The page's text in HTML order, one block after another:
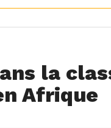
la
Afrique